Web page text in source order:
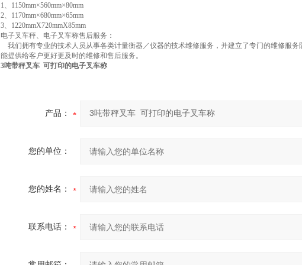
1、1150mm×560mm×80mm
2、1170mm×680mm×65mm
3、1220mmX720mmX85mm
电子叉车秤、电子叉车称售后服务：
我们拥有专业的技术人员从事各类计量衡器／仪器的技术维修服务，并建立了专门的维修服务
能提供给客户更好更及时的维修和售后服务。
3吨带秤叉车 可打印的电子叉车称
产品：
您的单位：
您的姓名：
联系电话：